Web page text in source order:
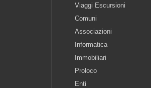
Viaggi Escursioni
Comuni
Associazioni
Informatica
Immobiliari
Proloco
Enti